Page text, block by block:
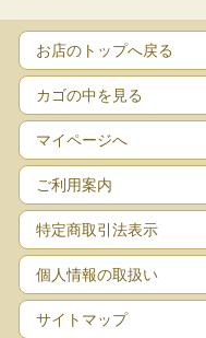
お店のトップへ戻る
カゴの中を見る
マイページへ
ご利用案内
特定商取引法表示
個人情報の取扱い
サイトマップ